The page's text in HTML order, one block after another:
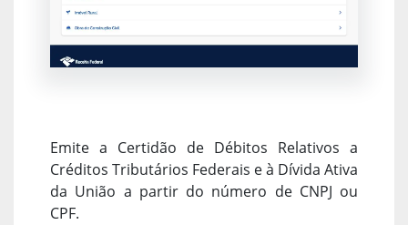
Emite a Certidão de Débitos Relativos a
Créditos Tributários Federais e à Dívida Ativa
da União a partir do número de CNPJ ou
CPF.